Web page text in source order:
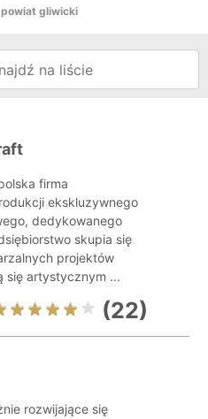
gliwicki
firma
ekskluzywnego
dedykowanego
skupia się
projektów
się artystycznym ...
(22)
rozwijające się